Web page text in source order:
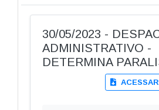
30/05/2023 -
ADMINISTRATIVO -
DETERMINA